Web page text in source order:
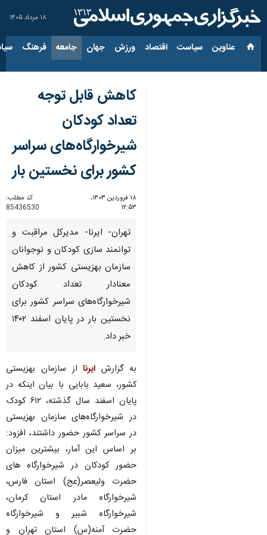
۱۸ مرداد ۱۴۰۵
عناوین‌ سیاست اقتصاد ورزش جهان جامعه فرهنگ
کاهش قابل توجه
تعداد کودکان
شیرخوارگاه‌های سراسر
کشور برای نخستین بار
۱۸ فروردین ۱۴۰۳،
۱۲:۵۳
کد مطلب:
85436530
تهران- ایرنا- مدیرکل مراقبت و
توانمند سازی کودکان و نوجوانان
سازمان بهزیستی کشور از کاهش
معنادار تعداد کودکان
شیرخوارگاه‌های سراسر کشور برای
نخستین بار در پایان اسفند ۱۴۰۲
خبر داد.
به گزارش ایرنااز سازمان بهزیستی
کشور، سعید بابایی با بیان اینکه در
پایان اسفند سال گذشته، ۶۱۲ کودک
در شیرخوارگاه‌های سازمان بهزیستی
در سراسر کشور حضور داشتند، افزود:
بر اساس این آمار، بیشترین میزان
حضور کودکان در شیرخوارگاه‌ های
حضرت ولیعصر(عج) استان فارس،
شیرخوارگاه مادر استان کرمان،
شیرخوارگاه شبیر و شیرخوارگاه
حضرت آمنه(س) استان تهران و